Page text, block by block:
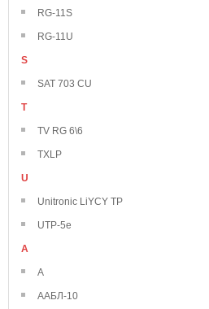
RG-11S
RG-11U
S
SAT 703 CU
T
TV RG 6\6
TXLP
U
Unitronic LiYCY TP
UTP-5e
А
А
ААБЛ-10